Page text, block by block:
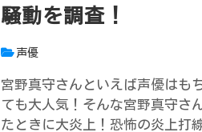
騒動を調査！
声優
宮野真守さんといえば声優はも
ても大人気！そんな宮野真守さ
たときに大炎上！恐怖の炎上打